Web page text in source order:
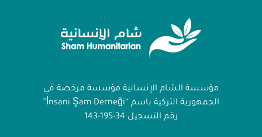
مؤسسة الشام الإنسانية مؤسسة مرخصة في
الجمهورية التركية باسم “İnsani Şam Derneği”
رقم التسجيل 34-195-143